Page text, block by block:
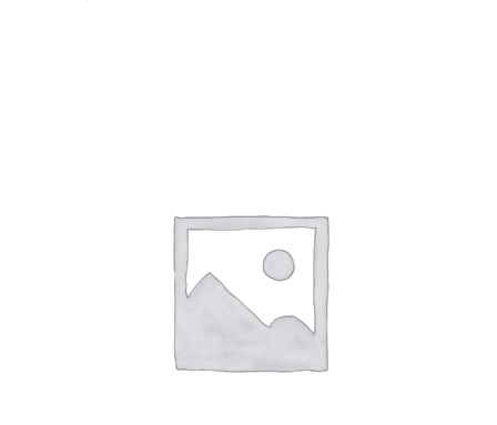
SHTOJE NË SHPORTË